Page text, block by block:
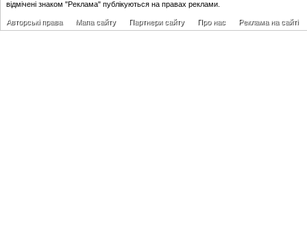
відмічені знаком "Реклама" публікуються на правах реклами.
Авторські права Мапа сайту Партнери сайту Про нас Реклама на сайті